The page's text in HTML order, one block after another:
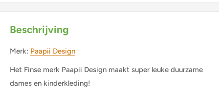
Beschrijving
Merk: Paapii Design
Het Finse merk Paapii Design maakt super leuke duurzame
dames en kinderkleding!